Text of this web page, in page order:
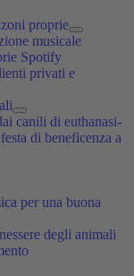
proprie
musicale
Spotify
privati e
canili di euthanasi-
di beneficenza a
per una buona
degli animali